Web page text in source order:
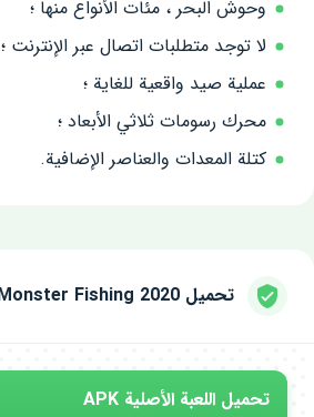
وحوش البحر ، مئات الأنواع منها ؛
لا توجد متطلبات اتصال عبر الإنترنت ؛
عملية صيد واقعية للغاية ؛
محرك رسومات ثلاثي الأبعاد ؛
كتلة المعدات والعناصر الإضافية.
تحميل Monster Fishing 2020 مجانا للاندرويد
تحميل اللعبة الأصلية APK